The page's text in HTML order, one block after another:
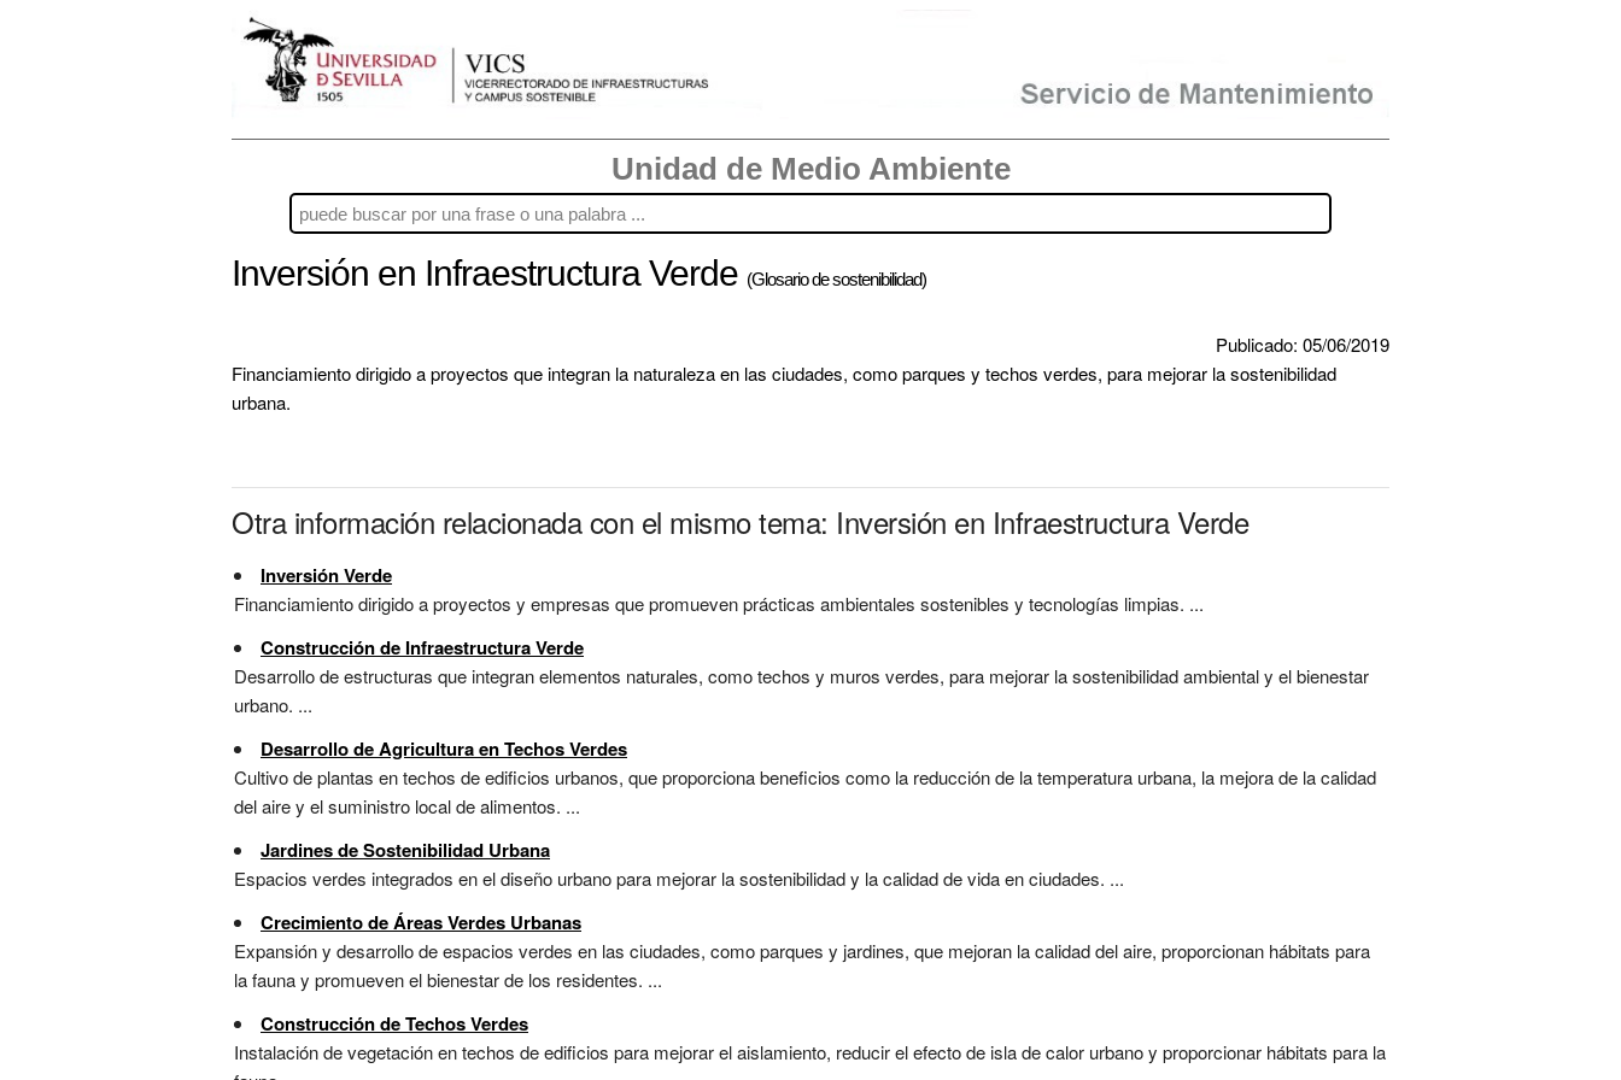
Unidad de Medio Ambiente
Inversión en Infraestructura Verde (Glosario de sostenibilidad)
Publicado: 05/06/2019
Financiamiento dirigido a proyectos que integran la naturaleza en las ciudades, como parques y techos verdes, para mejorar la sostenibilidad
urbana.
Otra información relacionada con el mismo tema: Inversión en Infraestructura Verde
Inversión Verde
Financiamiento dirigido a proyectos y empresas que promueven prácticas ambientales sostenibles y tecnologías limpias. ...
Construcción de Infraestructura Verde
Desarrollo de estructuras que integran elementos naturales, como techos y muros verdes, para mejorar la sostenibilidad ambiental y el bienestar
urbano. ...
Desarrollo de Agricultura en Techos Verdes
Cultivo de plantas en techos de edificios urbanos, que proporciona beneficios como la reducción de la temperatura urbana, la mejora de la calidad
del aire y el suministro local de alimentos. ...
Jardines de Sostenibilidad Urbana
Espacios verdes integrados en el diseño urbano para mejorar la sostenibilidad y la calidad de vida en ciudades. ...
Crecimiento de Áreas Verdes Urbanas
Expansión y desarrollo de espacios verdes en las ciudades, como parques y jardines, que mejoran la calidad del aire, proporcionan hábitats para
la fauna y promueven el bienestar de los residentes. ...
Construcción de Techos Verdes
Instalación de vegetación en techos de edificios para mejorar el aislamiento, reducir el efecto de isla de calor urbano y proporcionar hábitats para la